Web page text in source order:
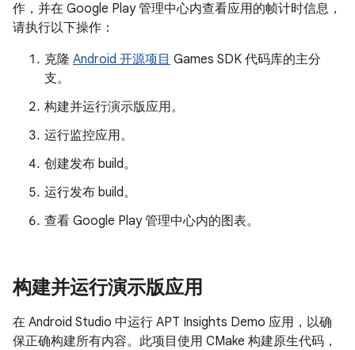
作，并在 Google Play 管理中心内查看应用的帧计时信息，
请执行以下操作：
克隆 Android 开源项目 Games SDK 代码库的主分
支。
构建并运行演示版应用。
运行监控应用。
创建发布 build。
运行发布 build。
查看 Google Play 管理中心内的图表。
构建并运行演示版应用
在 Android Studio 中运行 APT Insights Demo 应用，以确
保正确构建所有内容。此项目使用 CMake 构建原生代码，